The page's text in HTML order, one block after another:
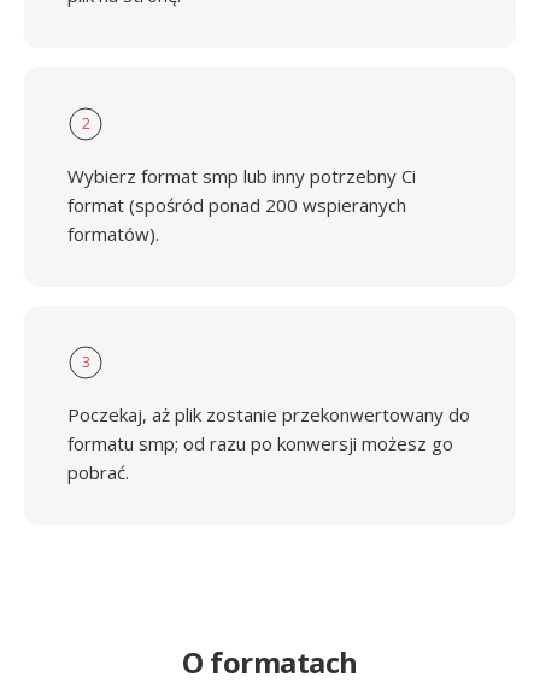
2
Wybierz format smp lub inny potrzebny Ci
format (spośród ponad 200 wspieranych
formatów).
3
Poczekaj, aż plik zostanie przekonwertowany do
formatu smp; od razu po konwersji możesz go
pobrać.
O formatach